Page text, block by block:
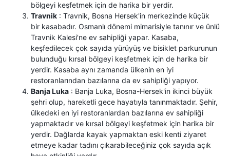
bölgeyi keşfetmek için de harika bir yerdir.
Travnik : Travnik, Bosna Hersek'in merkezinde küçük
bir kasabadır. Osmanlı dönemi mimarisiyle tanınır ve ünlü
Travnik Kalesi'ne ev sahipliği yapar. Kasaba,
keşfedilecek çok sayıda yürüyüş ve bisiklet parkurunun
bulunduğu kırsal bölgeyi keşfetmek için de harika bir
yerdir. Kasaba aynı zamanda ülkenin en iyi
restoranlarından bazılarına da ev sahipliği yapıyor.
Banja Luka : Banja Luka, Bosna-Hersek'in ikinci büyük
şehri olup, hareketli gece hayatıyla tanınmaktadır. Şehir,
ülkedeki en iyi restoranlardan bazılarına ev sahipliği
yapmaktadır ve kırsal bölgeyi keşfetmek için harika bir
yerdir. Dağlarda kayak yapmaktan eski kenti ziyaret
etmeye kadar tadını çıkarabileceğiniz çok sayıda açık